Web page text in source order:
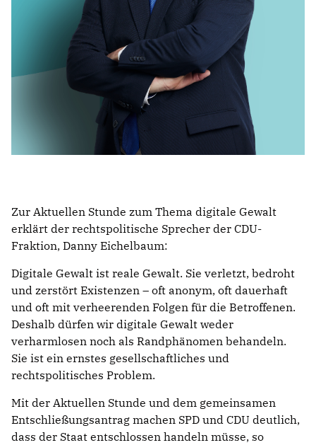
PRESSE
SPENDEN
Mitglied werden
Zur Aktuellen Stunde zum Thema digitale Gewalt
erklärt der rechtspolitische Sprecher der CDU-
Fraktion, Danny Eichelbaum:
Digitale Gewalt ist reale Gewalt. Sie verletzt, bedroht
und zerstört Existenzen – oft anonym, oft dauerhaft
und oft mit verheerenden Folgen für die Betroffenen.
Deshalb dürfen wir digitale Gewalt weder
verharmlosen noch als Randphänomen behandeln.
Sie ist ein ernstes gesellschaftliches und
rechtspolitisches Problem.
Mit der Aktuellen Stunde und dem gemeinsamen
Entschließungsantrag machen SPD und CDU deutlich,
dass der Staat entschlossen handeln müsse, so